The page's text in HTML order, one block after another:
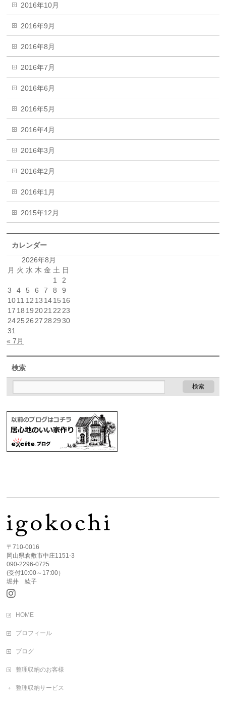
2016年10月
2016年9月
2016年8月
2016年7月
2016年6月
2016年5月
2016年4月
2016年3月
2016年2月
2016年1月
2015年12月
カレンダー
2026年8月
月 火 水 木 金 土 日
1
2
3
4 5 6 7 8
9
1011 12 13 1415 16
17 18 19 2021 22 23
2425 26 27 28 29 30
31
« 7月
検索
〒710-0016
岡山県倉敷市中庄1151-3
090-2296-0725
(受付10:00～17:00）
堀井 紘子
HOME
プロフィール
ブログ
整理収納のお客様
整理収納サービス